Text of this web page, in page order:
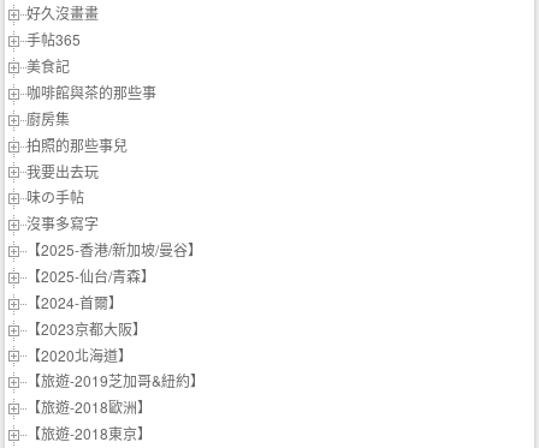
好久沒畫畫
手帖365
美食記
咖啡館與茶的那些事
廚房集
拍照的那些事兒
我要出去玩
味の手帖‬
沒事多寫字
【2025-香港/新加坡/曼谷】
【2025-仙台/青森】
【2024-首爾】
【2023京都大阪】
【2020北海道】
【旅遊-2019芝加哥&紐約】
【旅遊-2018歐洲】
【旅遊-2018東京】